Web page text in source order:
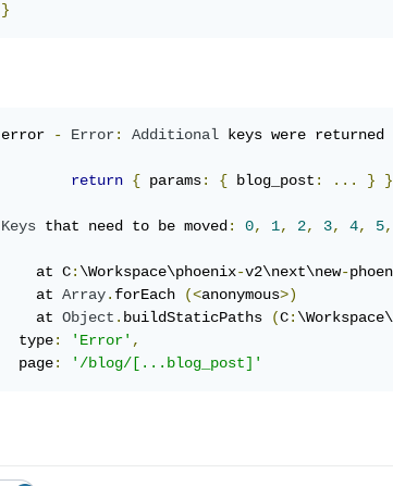
}
error - Error: Additional keys were returned
return { params: { blog_post : ... } }
Keys that need to be moved : 0, 1, 2, 3, 4, 5,
    at C
: \Workspace\phoenix-v2\next\new-
    at
Array. forEach (<anonymous>)
    at
Object . buildStaticPaths (C:
  type
: 'Error' ,
  page
: '/blog/[...blog_post]'